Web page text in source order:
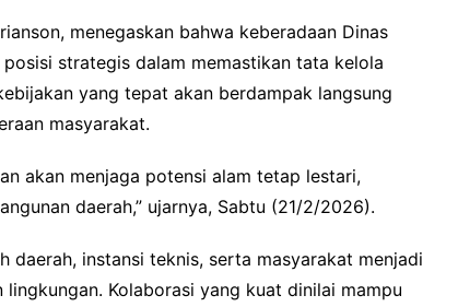
menegaskan bahwa keberadaan Dinas
strategis dalam memastikan tata kelola
yang tepat akan berdampak langsung
masyarakat.
akan menjaga potensi alam tetap lestari,
daerah,” ujarnya, Sabtu (21/2/2026).
daerah, instansi teknis, serta masyarakat menjadi
Kolaborasi yang kuat dinilai mampu